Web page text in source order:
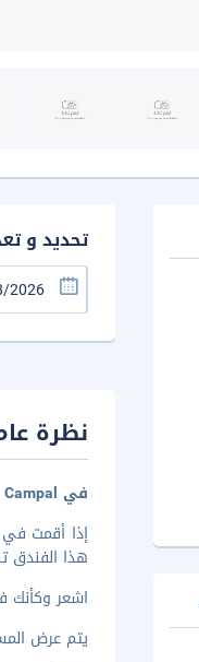
تحديد و
نظرة
في Campal بمدينة باناجي
هذا الفندق تضعك على بُعد ١٦٫١ كم
اشعر وكأنك
يتم عرض